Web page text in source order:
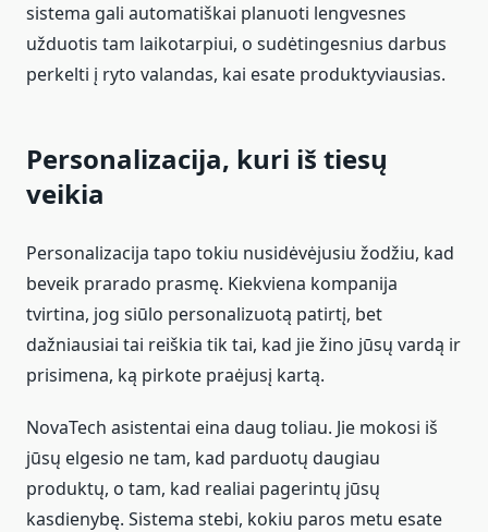
sistema gali automatiškai planuoti lengvesnes
užduotis tam laikotarpiui, o sudėtingesnius darbus
perkelti į ryto valandas, kai esate produktyviausias.
Personalizacija, kuri iš tiesų
veikia
Personalizacija tapo tokiu nusidėvėjusiu žodžiu, kad
beveik prarado prasmę. Kiekviena kompanija
tvirtina, jog siūlo personalizuotą patirtį, bet
dažniausiai tai reiškia tik tai, kad jie žino jūsų vardą ir
prisimena, ką pirkote praėjusį kartą.
NovaTech asistentai eina daug toliau. Jie mokosi iš
jūsų elgesio ne tam, kad parduotų daugiau
produktų, o tam, kad realiai pagerintų jūsų
kasdienybę. Sistema stebi, kokiu paros metu esate